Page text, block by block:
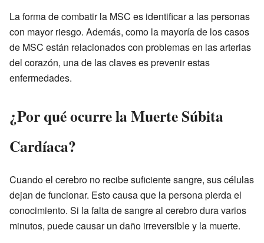
La forma de combatir la MSC es identificar a las personas
con mayor riesgo. Además, como la mayoría de los casos
de MSC están relacionados con problemas en las arterias
del corazón, una de las claves es prevenir estas
enfermedades.
¿Por qué ocurre la Muerte Súbita
Cardíaca?
Cuando el cerebro no recibe suficiente sangre, sus células
dejan de funcionar. Esto causa que la persona pierda el
conocimiento. Si la falta de sangre al cerebro dura varios
minutos, puede causar un daño irreversible y la muerte.